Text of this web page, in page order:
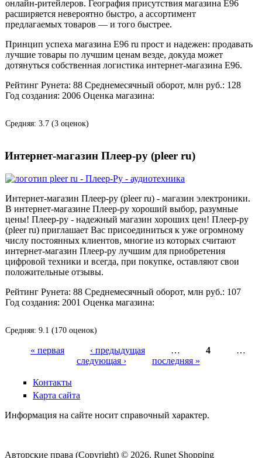
онлайн-ритейлеров. География присутствия магазина Е96
расширяется невероятно быстро, а ассортимент
предлагаемых товаров — и того быстрее.
Принцип успеха магазина Е96 ru прост и надежен: продавать
лучшие товары по лучшим ценам везде, докуда может
дотянуться собственная логистика интернет-магазина Е96.
Рейтинг Рунета: 88 Среднемесячный оборот, млн руб.: 128
Год создания: 2006 Оценка магазина:
Средняя: 3.7 (3 оценок)
Интернет-магазин Плеер-ру (pleer ru)
Интернет-магазин Плеер-ру (pleer ru) - магазин электроники.
В интернет-магазине Плеер-ру хороший выбор, разумные
цены! Плеер-ру - надежный магазин хороших цен! Плеер-ру
(pleer ru) приглашает Вас присоединиться к уже огромному
числу постоянных клиентов, многие из которых считают
интернет-магазин Плеер-ру лучшим для приобретения
цифровой техники и всегда, при покупке, оставляют свои
положительные отзывы.
Рейтинг Рунета: 88 Среднемесячный оборот, млн руб.: 107
Год создания: 2001 Оценка магазина:
Средняя: 9.1 (170 оценок)
« первая ‹ предыдущая … 4
…
следующая ›
последняя »
Контакты
Карта сайта
Информация на сайте носит справочный характер.
Авторские права (Copyright) © 2026, Runet Shopping